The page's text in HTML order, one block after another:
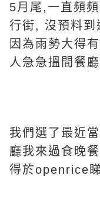
5月尾,一直頻
行街, 沒預料到
因為雨勢大得
人急急搵間餐
我們選了最近
廳我來過食晚
得於openrice